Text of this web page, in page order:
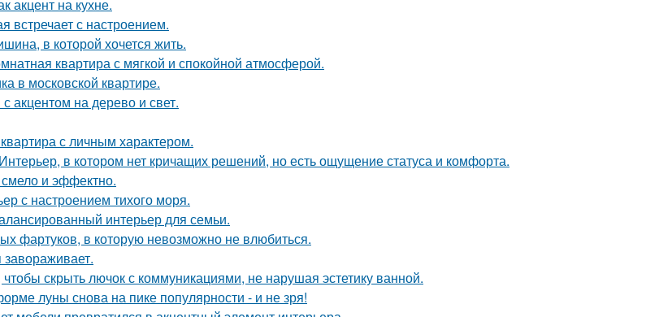
акцент на кухне.
встречает с настроением.
в которой хочется жить.
квартира с мягкой и спокойной атмосферой.
в московской квартире.
с акцентом на дерево и свет.
с личным характером.
в котором нет кричащих решений, но есть ощущение статуса и комфорта.
и эффектно.
с настроением тихого моря.
интерьер для семьи.
фартуков, в которую невозможно не влюбиться.
скрыть лючок с коммуникациями, не нарушая эстетику ванной.
луны снова на пике популярности - и не зря!